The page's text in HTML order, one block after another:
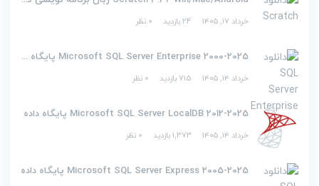
خرداد ۱۷, ۱۴۰۵ 24 بازدید 0 نظر
2000-2025 Microsoft SQL Server Enterprise پایگاه داده
خرداد ۱۴, ۱۴۰۵ 715 بازدید 0 نظر
2012-2025 Microsoft SQL Server LocalDB پایگاه داده
خرداد ۱۴, ۱۴۰۵ 1,373 بازدید 0 نظر
2005-2025 Microsoft SQL Server Express پایگاه داده